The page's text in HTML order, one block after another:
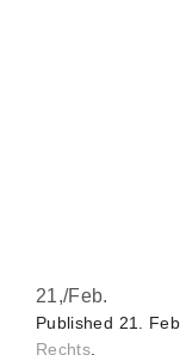
21,/Feb.
Published 21.
Rechts.